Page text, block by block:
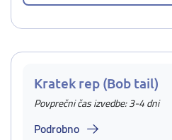
Kratek rep (Bob tail)
Povprečni čas izvedbe: 3-4 dni
Podrobno